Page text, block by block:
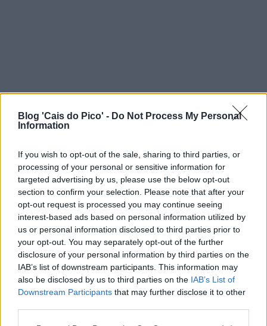
Blog 'Cais do Pico' - Do Not Process My Personal
Information
If you wish to opt-out of the sale, sharing to third parties, or
processing of your personal or sensitive information for
targeted advertising by us, please use the below opt-out
section to confirm your selection. Please note that after your
opt-out request is processed you may continue seeing
interest-based ads based on personal information utilized by
us or personal information disclosed to third parties prior to
your opt-out. You may separately opt-out of the further
disclosure of your personal information by third parties on the
IAB’s list of downstream participants. This information may
also be disclosed by us to third parties on the IAB’s List of
Downstream Participants that may further disclose it to other